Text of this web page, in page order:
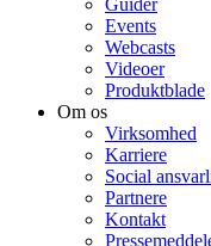
Guider
Events
Webcasts
Videoer
Produktblade
Om os
Virksomhed
Karriere
Social
Partnere
Kontakt